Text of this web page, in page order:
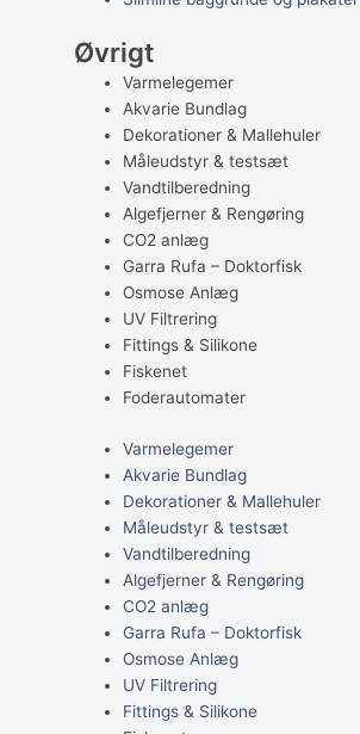
Øvrigt
Varmelegemer
Akvarie Bundlag
Dekorationer & Mallehuler
Måleudstyr & testsæt
Vandtilberedning
Algefjerner & Rengøring
CO2 anlæg
Garra Rufa – Doktorfisk
Osmose Anlæg
UV Filtrering
Fittings & Silikone
Fiskenet
Foderautomater
Varmelegemer
Akvarie Bundlag
Dekorationer & Mallehuler
Måleudstyr & testsæt
Vandtilberedning
Algefjerner & Rengøring
CO2 anlæg
Garra Rufa – Doktorfisk
Osmose Anlæg
UV Filtrering
Fittings & Silikone